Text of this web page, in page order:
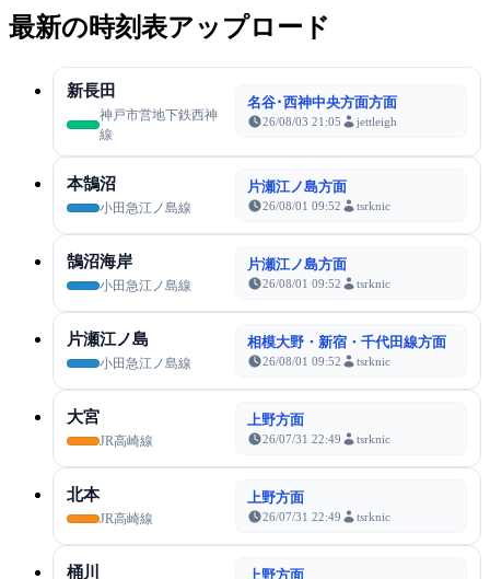
最新の時刻表アップロード
新長田
神戸市営地下鉄西神
線
名谷･西神中央方面方面
26/08/03 21:05 jettleigh
本鵠沼
小田急江ノ島線
片瀬江ノ島方面
26/08/01 09:52 tsrknic
鵠沼海岸
小田急江ノ島線
片瀬江ノ島方面
26/08/01 09:52 tsrknic
片瀬江ノ島
小田急江ノ島線
相模大野・新宿・千代田線方面
26/08/01 09:52 tsrknic
大宮
JR高崎線
上野方面
26/07/31 22:49 tsrknic
北本
JR高崎線
上野方面
26/07/31 22:49 tsrknic
桶川 上野方面